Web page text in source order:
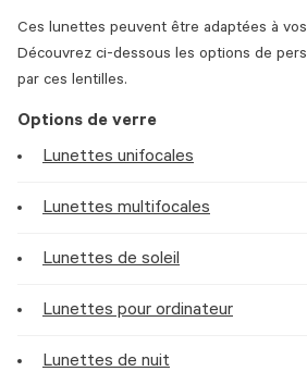
Ces lunettes peuvent être adaptées à
Découvrez ci-dessous les options de
par ces lentilles.
Options de verre
Lunettes unifocales
Lunettes multifocales
Lunettes de soleil
Lunettes pour ordinateur
Lunettes de nuit